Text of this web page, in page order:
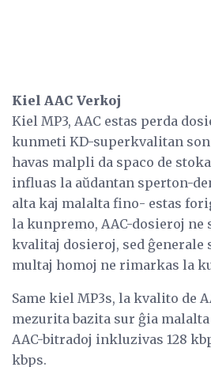
Kiel AAC Verkoj
Kiel MP3, AAC estas perda
kunmeti KD-superkvalitan
havas malpli da spaco de
influas la aŭdantan sperton-
alta kaj malalta fino- estas
la kunpremo, AAC-dosieroj ne
kvalitaj dosieroj, sed ĝenerale
multaj homoj ne rimarkas la
Same kiel MP3s, la kvalito de
mezurita bazita sur ĝia
AAC-bitradoj inkluzivas 128
kbps.